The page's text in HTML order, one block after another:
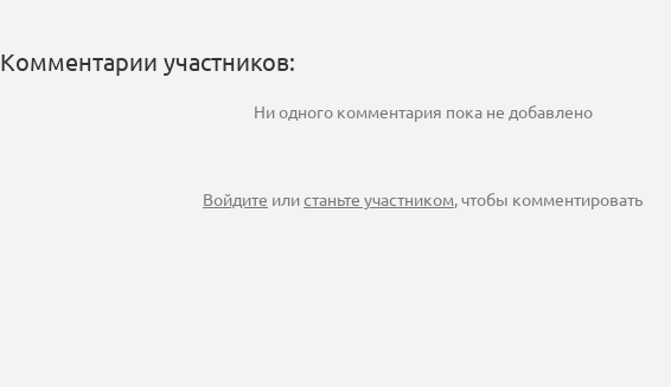
Комментарии участников:
Ни одного комментария пока не добавлено
Войдите илистаньте участником, чтобы комментировать